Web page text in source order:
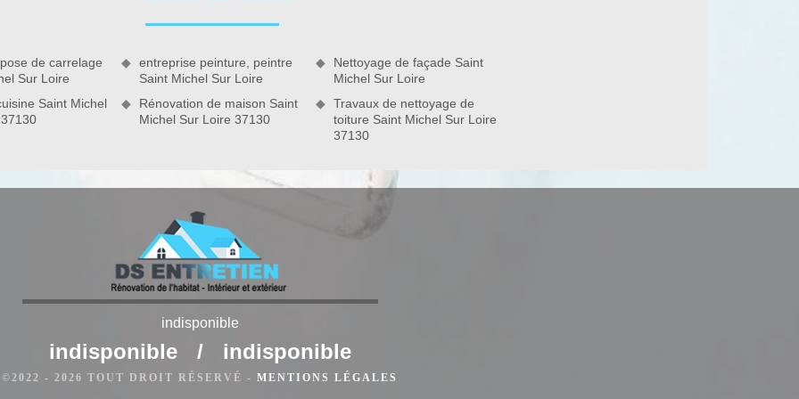
Loire
? DS Entretien 37 et son équipe sont au service pour
salle de bain à Saint Michel Sur Loire et ses environs.
de carrelage
Sur Loire
Saint Michel
entreprise peinture, peintre
Saint Michel Sur Loire
Rénovation de maison Saint
Michel Sur Loire 37130
Nettoyage de façade Saint
Michel Sur Loire
Travaux de nettoyage de
toiture Saint Michel Sur Loire
indisponible
indisponible / indisponible
©2022 - 2026 TOUT DROIT RÉSERVÉ - MENTIONS LÉGALES